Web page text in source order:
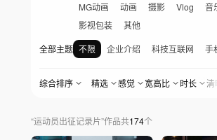
MG动画
动画 摄影 Vlog
音
影视包装
其他
全部主题 不限 企业介绍 科技互联网
手
美食餐饮
家居家电 服饰美妆
女性与职场
家庭与儿童
综合排序 精选 感觉 宽高比 时长 清
“运动员出征记录片”作品共174个